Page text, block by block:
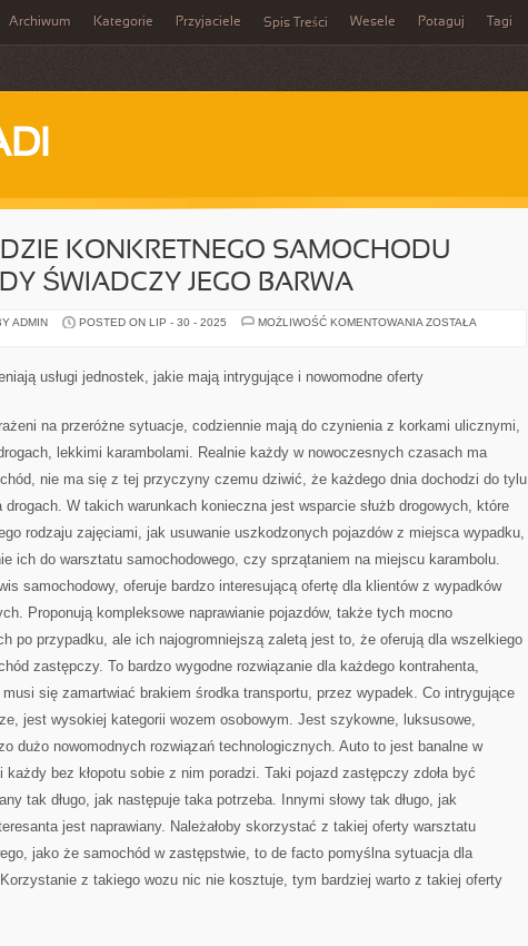
Archiwum Kategorie Przyjaciele Spis Treści Wesele Potaguj Tagi
KONKRETNEGO SAMOCHODU
ŚWIADCZY JEGO BARWA
ADMIN POSTED ON LIP - 30 - 2025 MOŻLIWOŚĆ KOMENTOWANIA O
ZOSTAŁA
usługi jednostek, jakie mają intrygujące i nowomodne oferty
na przeróżne sytuacje, codziennie mają do czynienia z korkami ulicznymi,
lekkimi karambolami. Realnie każdy w nowoczesnych czasach ma
nie ma się z tej przyczyny czemu dziwić, że każdego dnia dochodzi do tylu
drogach. W takich warunkach konieczna jest wsparcie służb drogowych, które
rodzaju zajęciami, jak usuwanie uszkodzonych pojazdów z miejsca wypadku,
ich do warsztatu samochodowego, czy sprzątaniem na miejscu karambolu.
samochodowy, oferuje bardzo interesującą ofertę dla klientów z wypadków
Proponują kompleksowe naprawianie pojazdów, także tych mocno
po przypadku, ale ich najogromniejszą zaletą jest to, że oferują dla wszelkiego
zastępczy. To bardzo wygodne rozwiązanie dla każdego kontrahenta,
musi się zamartwiać brakiem środka transportu, przez wypadek. Co intrygujące
jest wysokiej kategorii wozem osobowym. Jest szykowne, luksusowe,
dużo nowomodnych rozwiązań technologicznych. Auto to jest banalne w
każdy bez kłopotu sobie z nim poradzi. Taki pojazd zastępczy zdoła być
tak długo, jak następuje taka potrzeba. Innymi słowy tak długo, jak
jest naprawiany. Należałoby skorzystać z takiej oferty warsztatu
jako że samochód w zastępstwie, to de facto pomyślna sytuacja dla
z takiego wozu nic nie kosztuje, tym bardziej warto z takiej oferty